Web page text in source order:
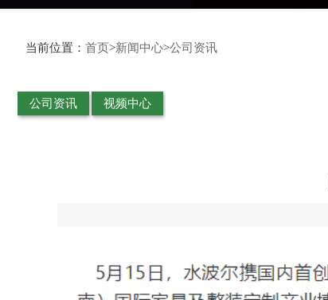
当前位置： 首页>新闻中心>公司资讯
公司资讯 视频中心